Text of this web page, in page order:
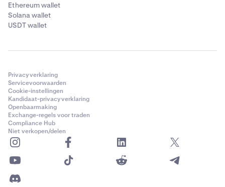
Ethereum wallet
Solana wallet
USDT wallet
Privacyverklaring
Servicevoorwaarden
Cookie-instellingen
Kandidaat-privacyverklaring
Openbaarmaking
Exchange-regels voor traden
Compliance Hub
Niet verkopen/delen